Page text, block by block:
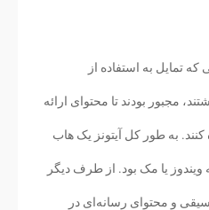
تمایل به استفاده از
مجبور بودند تا محتوای ارائه
به طور کل آیتونز یک هاب
ویندوز یا مک بود. از طرف دیگر
و محتوای رسانه‌ای در